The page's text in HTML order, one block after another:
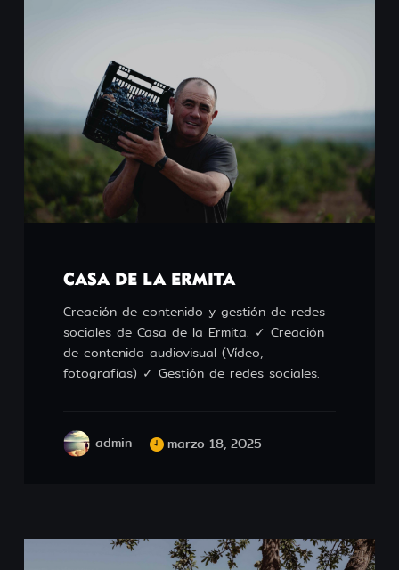
CASA DE LA ERMITA
Creación de contenido y gestión de redes
sociales de Casa de la Ermita. ✓ Creación
de contenido audiovisual (Vídeo,
fotografías) ✓ Gestión de redes sociales.
admin marzo 18, 2025